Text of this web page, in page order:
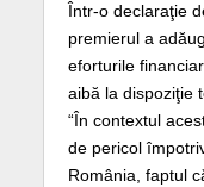
Într-o declaraţie
premierul a
eforturile
aibă la dispoziţie
“În contextul
de pericol
România, faptul